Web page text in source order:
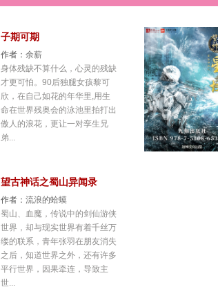
子期可期
作者： 余薪
身体残缺不算什么，心灵的残缺
才更可怕。90后独腿女孩黎可
欣，在自己如花的年华里,用生
命在世界残奥会的泳池里拍打出
傲人的浪花，更让一对孪生兄
弟...
望古神话之蜀山异闻录
作者： 流浪的蛤蟆
蜀山、血魔，传说中的剑仙游侠
世界，却与现实世界有着千丝万
缕的联系，青年张羽在朋友消失
之后，知道世界之外，还有许多
平行世界，因果牵连，导致主
世...